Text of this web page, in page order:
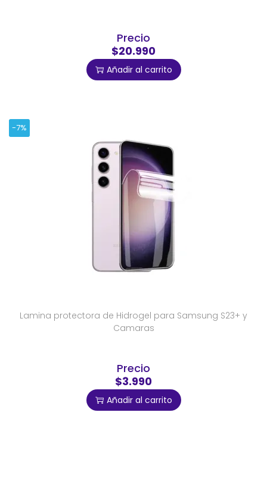
Precio
$20.990
Añadir al carrito
-7%
Lamina protectora de Hidrogel para Samsung S23+ y
Camaras
Precio
$3.990
Añadir al carrito